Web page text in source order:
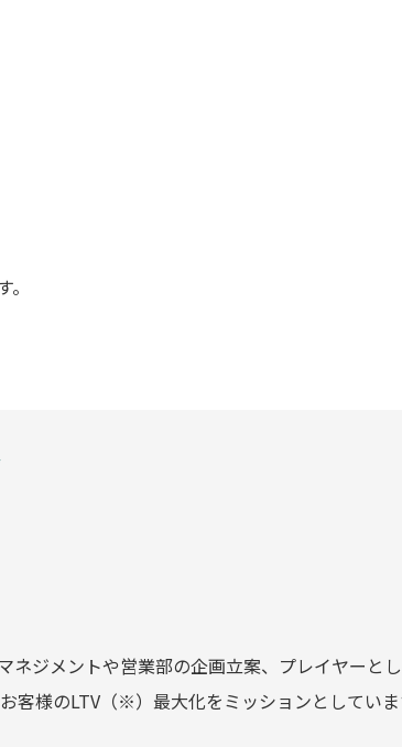
ネジメントや営業部の企画立案、プレイヤーと
客様のLTV（※）最大化をミッションとしてい